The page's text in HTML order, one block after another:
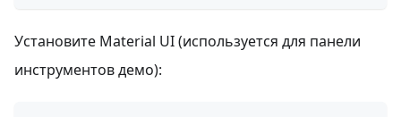
Установите Material UI (используется для панели
инструментов демо):